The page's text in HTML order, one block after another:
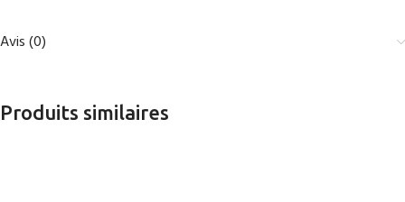
Avis (0)
Produits similaires